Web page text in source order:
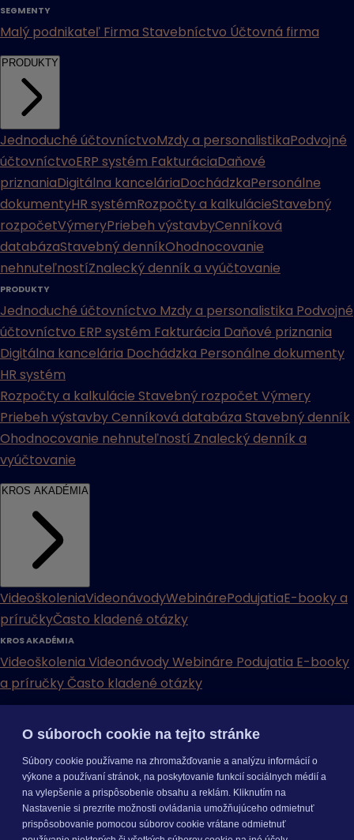
SEGMENTY
Malý podnikateľ Firma Stavebníctvo Účtovná firma
PRODUKTY
Jednoduché účtovníctvoMzdy a personalistikaPodvojné
účtovníctvoERP systém FakturáciaDaňové
priznaniaDigitálna kanceláriaDochádzkaPersonálne
dokumentyHR systémRozpočty a kalkulácieStavebný
rozpočetVýmeryPriebeh výstavbyCenníková
databázaStavebný denníkOhodnocovanie
nehnuteľnostíZnalecký denník a vyúčtovanie
PRODUKTY
Jednoduché účtovníctvo Mzdy a personalistika Podvojné
účtovníctvo ERP systém Fakturácia Daňové priznania
Digitálna kancelária Dochádzka Personálne dokumenty
HR systém
Rozpočty a kalkulácie Stavebný rozpočet Výmery
Priebeh výstavbyCenníková databáza Stavebný denník
Ohodnocovanie nehnuteľností Znalecký denník a
vyúčtovanie
KROS AKADÉMIA
VideoškoleniaVideonávodyWebinárePodujatiaE-booky a
príručkyČasto kladené otázky
KROS AKADÉMIA
Videoškolenia VideonávodyWebináre Podujatia E-booky
a príručkyČasto kladené otázky
Cenníky Odporučte nás Právne dokumenty
Odporúčaná
konfiguráciaAktualizácia verziíMobilné aplikácie
CenníkyOdporučte násPrávne dokumentyOdporúčaná
O súboroch cookie na tejto stránke
Súbory cookie používame na zhromažďovanie a analýzu informácií o
výkone a používaní stránok, na poskytovanie funkcií sociálnych médií a
na vylepšenie a prispôsobenie obsahu a reklám. Kliknutím na
Nastavenie si prezrite možnosti ovládania umožňujúceho odmietnuť
prispôsobovanie pomocou súborov cookie vrátane odmietnuť